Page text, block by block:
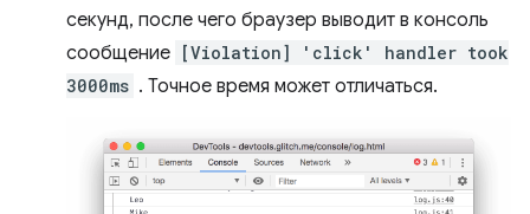
секунд, после чего браузер выводит в консоль
сообщение
[Violation] 'click' handler took
3000ms . Точное время может отличаться.